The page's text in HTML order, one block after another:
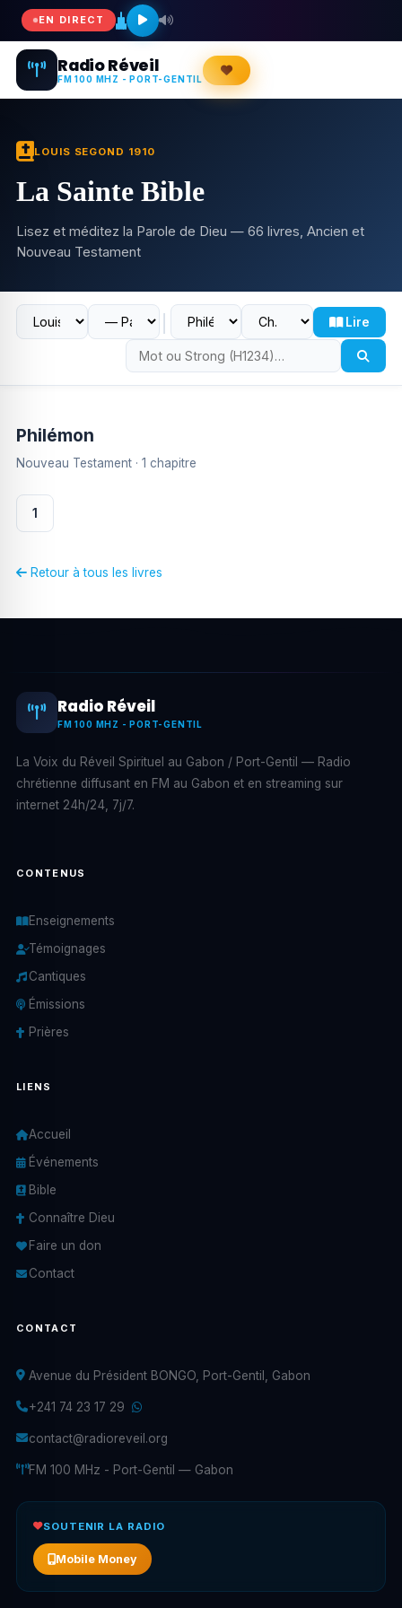
EN DIRECT
Radio Réveil
FM 100 MHZ - PORT-GENTIL
LOUIS SEGOND 1910
La Sainte Bible
Lisez et méditez la Parole de Dieu — 66 livres, Ancien et
Nouveau Testament
Lire
Philémon
Nouveau Testament · 1 chapitre
1
Retour à tous les livres
Radio Réveil
FM 100 MHZ - PORT-GENTIL
La Voix du Réveil Spirituel au Gabon / Port-Gentil — Radio
chrétienne diffusant en FM au Gabon et en streaming sur
internet 24h/24, 7j/7.
CONTENUS
Enseignements
Témoignages
Cantiques
Émissions
Prières
LIENS
Accueil
Événements
Bible
Connaître Dieu
Faire un don
Contact
CONTACT
Avenue du Président BONGO, Port-Gentil, Gabon
+241 74 23 17 29
contact@radioreveil.org
FM 100 MHz - Port-Gentil — Gabon
SOUTENIR LA RADIO
Mobile Money